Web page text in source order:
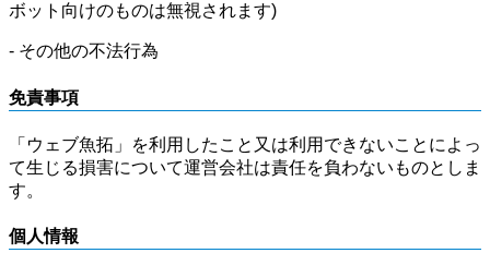
ボット向けのものは無視されます)
- その他の不法行為
免責事項
「ウェブ魚拓」を利用したこと又は利用できないことによっ
て生じる損害について運営会社は責任を負わないものとしま
す。
個人情報